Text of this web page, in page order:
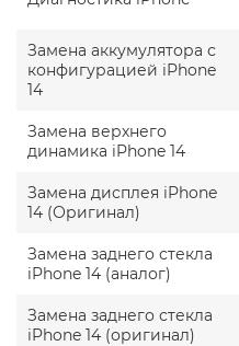
Замена аккумулятора с
конфигурацией iPhone
14
Замена верхнего
динамика iPhone 14
Замена дисплея iPhone
14 (Оригинал)
Замена заднего стекла
iPhone 14 (аналог)
Замена заднего стекла
iPhone 14 (оригинал)